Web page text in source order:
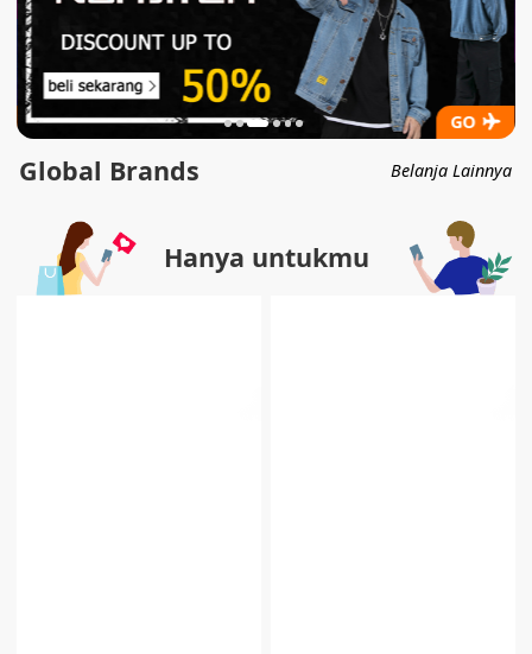
GO
Global Brands Belanja Lainnya
Hanya untukmu